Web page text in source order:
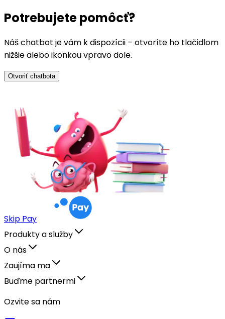
Potrebujete pomôcť?
Náš chatbot je vám k dispozícii – otvoríte ho tlačidlom
nižšie alebo ikonkou vpravo dole.
Otvoriť chatbota
Skip Pay
Produkty a služby
O nás
Zaujíma ma
Buďme partnermi
Ozvite sa nám